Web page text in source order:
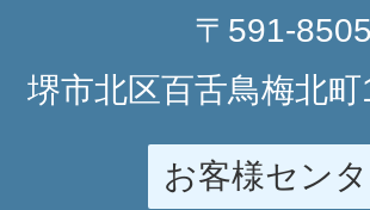
〒591-
堺市北区百舌鳥梅北
お客様セン